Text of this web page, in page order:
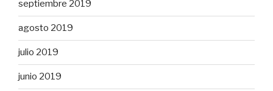
septiembre 2019
agosto 2019
julio 2019
junio 2019